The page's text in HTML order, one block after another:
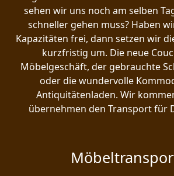
sehen wir uns noch am selben
schneller gehen muss? Haben
Kapazitäten frei, dann setzen wir
kurzfristig um. Die neue
Möbelgeschäft, der gebrauchte
oder die wundervolle
Antiquitätenladen. Wir
übernehmen den Transport für